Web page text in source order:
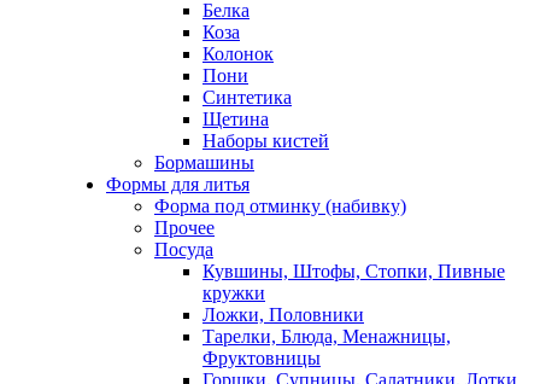
Белка
Коза
Колонок
Пони
Синтетика
Щетина
Наборы кистей
Бормашины
Формы для литья
Форма под отминку (набивку)
Прочее
Посуда
Кувшины, Штофы, Стопки, Пивные
кружки
Ложки, Половники
Тарелки, Блюда, Менажницы,
Фруктовницы
Горшки, Супницы, Салатники, Лотки